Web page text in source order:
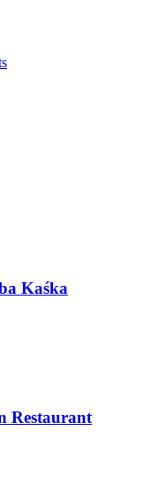
Kaśka
Restaurant